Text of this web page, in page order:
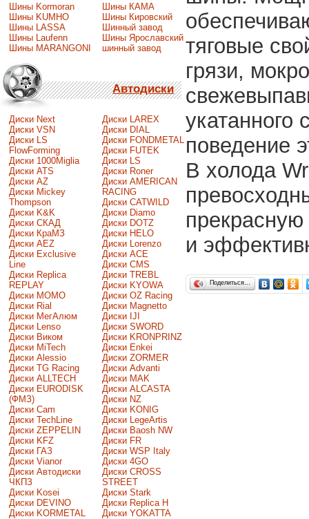
Шины Kormoran
Шины KUMHO
Шины LASSA
Шины Laufenn
Шины MARANGONI
Шины КАМА
Шины Кировский
Шинный завод
Шины Ярославский
шинный завод
Автодиски
Диски Next
Диски VSN
Диски LS
FlowForming
Диски 1000Miglia
Диски ATS
Диски AZ
Диски Mickey
Thompson
Диски K&K
Диски СКАД
Диски КраМЗ
Диски AEZ
Диски Exclusive
Line
Диски Replica
REPLAY
Диски MOMO
Диски Rial
Диски МегАлюм
Диски Lenso
Диски Виком
Диски MiTech
Диски Alessio
Диски TG Racing
Диски ALLTECH
Диски EURODISK
(ФМЗ)
Диски Cam
Диски TechLine
Диски ZEPPELIN
Диски KFZ
Диски ГАЗ
Диски Vianor
Диски Автодиски
ЧКПЗ
Диски Kosei
Диски DEVINO
Диски KORMETAL
Диски LAREX
Диски DIAL
Диски FONDMETAL
Диски FUTEK
Диски LS
Диски Roner
Диски AMERICAN
RACING
Диски CATWILD
Диски Diamo
Диски DOTZ
Диски HELO
Диски Lorenzo
Диски ACE
Диски CMS
Диски TREBL
Диски KYOWA
Диски OZ Racing
Диски Magnetto
Диски IJI
Диски SWORD
Диски KRONPRINZ
Диски Enkei
Диски ZORMER
Диски Advanti
Диски MAK
Диски ALCASTA
Диски NZ
Диски KONIG
Диски LegeArtis
Диски Baosh NW
Диски FR
Диски WSP Italy
Диски 4GO
Диски CROSS
STREET
Диски Stark
Диски Replica H
Диски YOKATTA
тяговые
грязи,
укатанного
поведение
В холода
и
Поделиться…